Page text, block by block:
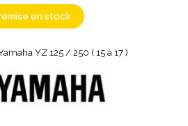
YZ 125 / 250 ( 15 à 17 )
en stock